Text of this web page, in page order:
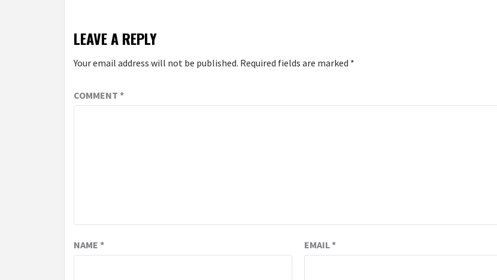
LEAVE A REPLY
Your email address will not be published. Required fields are marked *
COMMENT *
NAME * EMAIL*